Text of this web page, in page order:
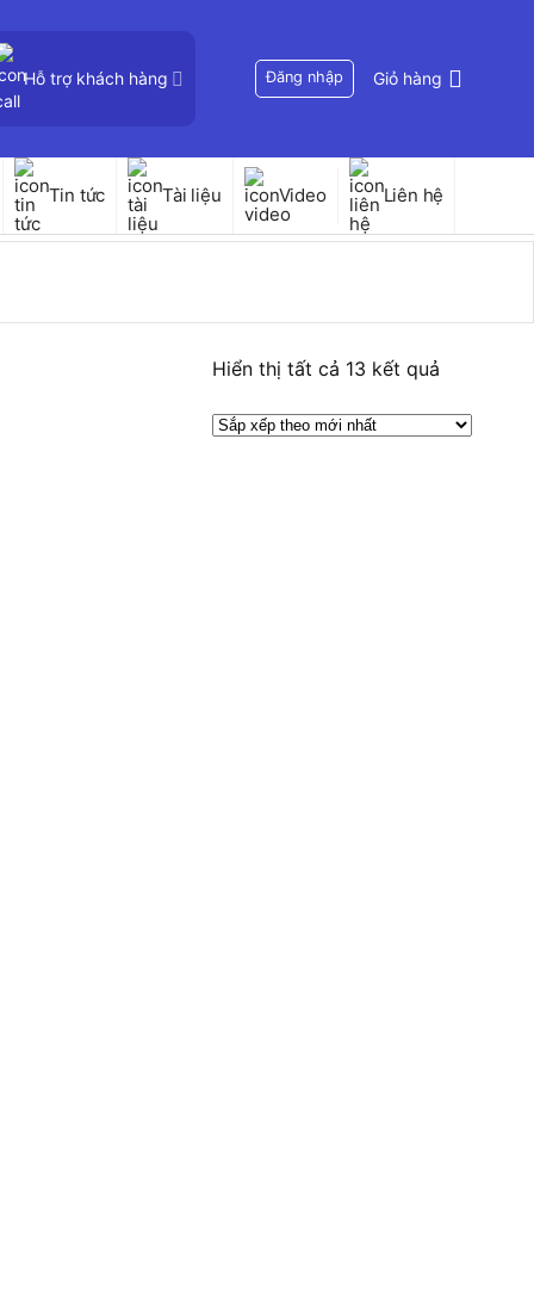
Hỗ trợ khách hàng Đăng nhập Giỏ hàng
Tin tức Tài liệu Video Liên hệ
Hiển thị tất cả 13 kết quả
xếp